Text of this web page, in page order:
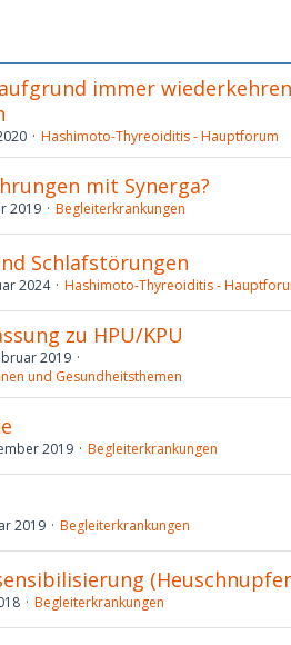
immer
Hashimoto-Thyreoiditis - Hauptforum
mit Synerga?
2019 Begleiterkrankungen
Schlafstörungen
2024 Hashimoto-Thyreoiditis -
zu HPU/KPU
2019
und Gesundheitsthemen
2019 Begleiterkrankungen
2019 Begleiterkrankungen
Begleiterkrankungen